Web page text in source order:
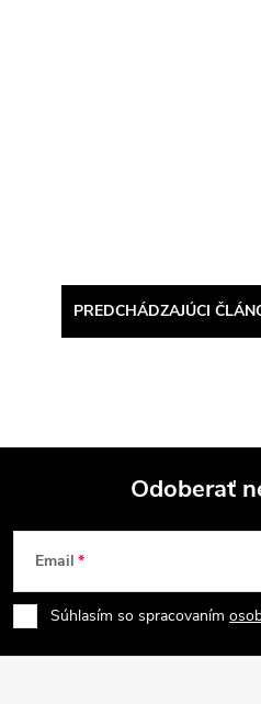
PREDCHÁDZAJÚCI
Z
á
p
Odoberať
Email
Súhlasím so spracovaním